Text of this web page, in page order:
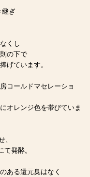
継ぎ
くし
の下で
げています。
コールドマセレーショ
オレンジ色を帯びていま
、
発酵。
ある還元臭はなく